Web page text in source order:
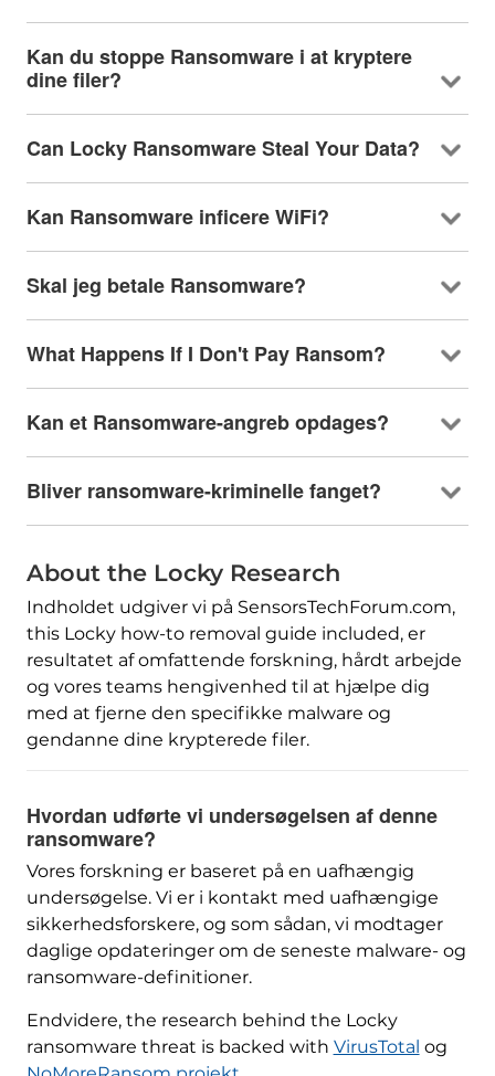
Kan du stoppe Ransomware i at kryptere
dine filer?
Can Locky Ransomware Steal Your Data?
Kan Ransomware inficere WiFi?
Skal jeg betale Ransomware?
What Happens If I Don't Pay Ransom?
Kan et Ransomware-angreb opdages?
Bliver ransomware-kriminelle fanget?
About the Locky Research
Indholdet udgiver vi på SensorsTechForum.com,
this Locky how-to removal guide included, er
resultatet af omfattende forskning, hårdt arbejde
og vores teams hengivenhed til at hjælpe dig
med at fjerne den specifikke malware og
gendanne dine krypterede filer.
Hvordan udførte vi undersøgelsen af ​​denne
ransomware?
Vores forskning er baseret på en uafhængig
undersøgelse. Vi er i kontakt med uafhængige
sikkerhedsforskere, og som sådan, vi modtager
daglige opdateringer om de seneste malware- og
ransomware-definitioner.
Endvidere, the research behind the Locky
ransomware threat is backed with VirusTotal og